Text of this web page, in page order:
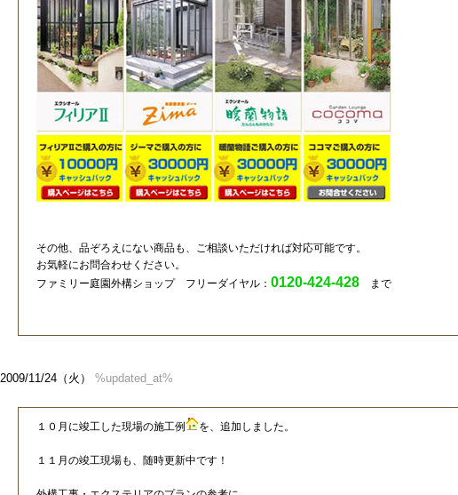
その他、品ぞろえにない商品も、ご相談いただければ対応可能です。
お気軽にお問合わせください。
ファミリー庭園外構ショップ フリーダイヤル： 0120-424-428まで
2009/11/24（火） %updated_at%
１０月に竣工した現場の施工例 を、追加しました。
１１月の竣工現場も、随時更新中です！